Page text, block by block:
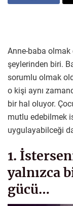
Anne-baba olmak
şeylerinden biri.
sorumlu olmak
o kişi aynı
bir hal oluyor.
mutlu edebilmek
uygulayabilceği
1.
yalnızca
gücü…